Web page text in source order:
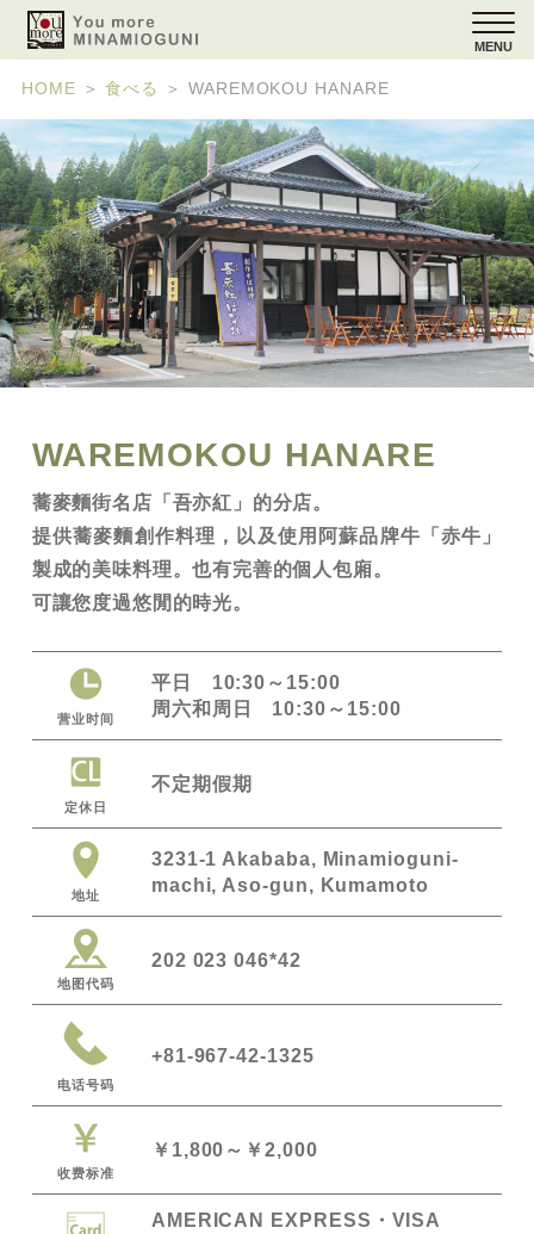
MENU
HOME ＞食べる ＞ WAREMOKOU HANARE
WAREMOKOU HANARE
蕎麥麵街名店「吾亦紅」的分店。
提供蕎麥麵創作料理，以及使用阿蘇品牌牛「赤牛」
製成的美味料理。也有完善的個人包廂。
可讓您度過悠閒的時光。
营业时间
平日 10:30～15:00
周六和周日 10:30～15:00
定休日
不定期假期
地址
3231-1 Akababa, Minamioguni-
machi, Aso-gun, Kumamoto
地图代码
202 023 046*42
电话号码
+81-967-42-1325
收费标准
￥1,800～￥2,000
AMERICAN EXPRESS
VISA